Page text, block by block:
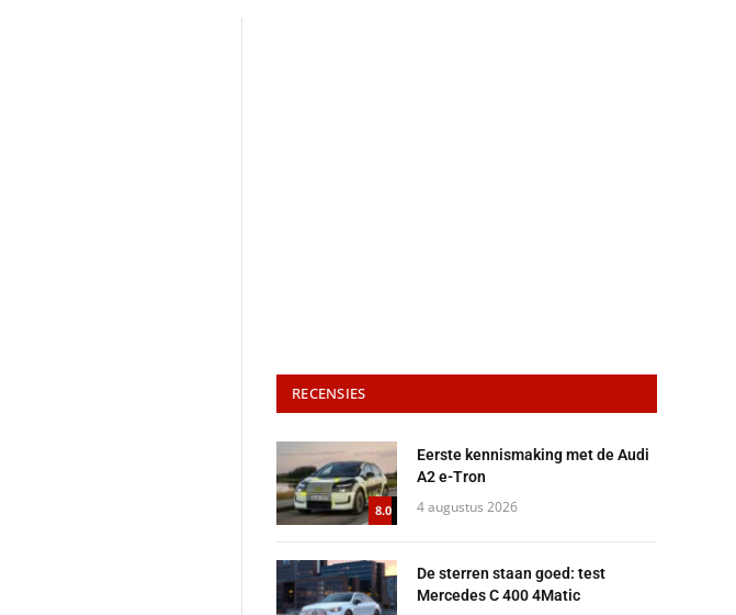
RECENSIES
8.0
Eerste kennismaking met de Audi
A2 e-Tron
4 augustus 2026
De sterren staan goed: test
Mercedes C 400 4Matic